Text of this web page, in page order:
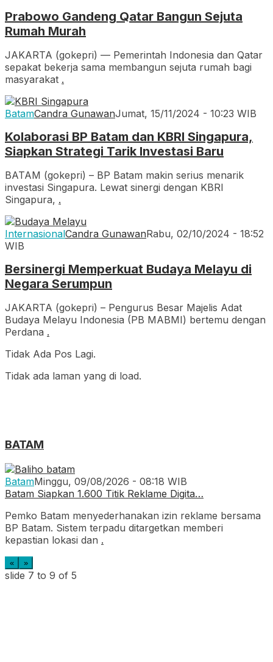
Prabowo Gandeng Qatar Bangun Sejuta
Rumah Murah
JAKARTA (gokepri) — Pemerintah Indonesia dan Qatar
sepakat bekerja sama membangun sejuta rumah bagi
masyarakat .
BatamCandra GunawanJumat, 15/11/2024 - 10:23 WIB
Kolaborasi BP Batam dan KBRI Singapura,
Siapkan Strategi Tarik Investasi Baru
BATAM (gokepri) – BP Batam makin serius menarik
investasi Singapura. Lewat sinergi dengan KBRI
Singapura, .
InternasionalCandra GunawanRabu, 02/10/2024 - 18:52
WIB
Bersinergi Memperkuat Budaya Melayu di
Negara Serumpun
JAKARTA (gokepri) – Pengurus Besar Majelis Adat
Budaya Melayu Indonesia (PB MABMI) bertemu dengan
Perdana .
Tidak Ada Pos Lagi.
Tidak ada laman yang di load.
BATAM
BatamMinggu, 09/08/2026 - 08:18 WIB
Batam Siapkan 1.600 Titik Reklame Digita…
Pemko Batam menyederhanakan izin reklame bersama
BP Batam. Sistem terpadu ditargetkan memberi
kepastian lokasi dan .
« »
slide 7 to 9 of 5